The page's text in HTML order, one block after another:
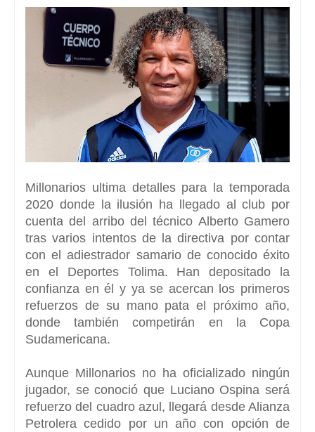
Millonarios ultima detalles para la temporada
2020 donde la ilusión ha llegado al club por
cuenta del arribo del técnico Alberto Gamero
tras varios intentos de la directiva por contar
con el adiestrador samario de conocido éxito
en el Deportes Tolima. Han depositado la
confianza en él y ya se acercan los primeros
refuerzos de su mano pata el próximo año,
donde también competirán en la Copa
Sudamericana.
Aunque Millonarios no ha oficializado ningún
jugador, se conoció que Luciano Ospina será
refuerzo del cuadro azul, llegará desde Alianza
Petrolera cedido por un año con opción de